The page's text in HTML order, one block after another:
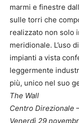
marmi e finestre
sulle torri che
realizzato non solo
meridionale. L’uso
impianti a vista
leggermente
più, unico nel suo
The Wall
Centro Direzionale
Venerdì 29